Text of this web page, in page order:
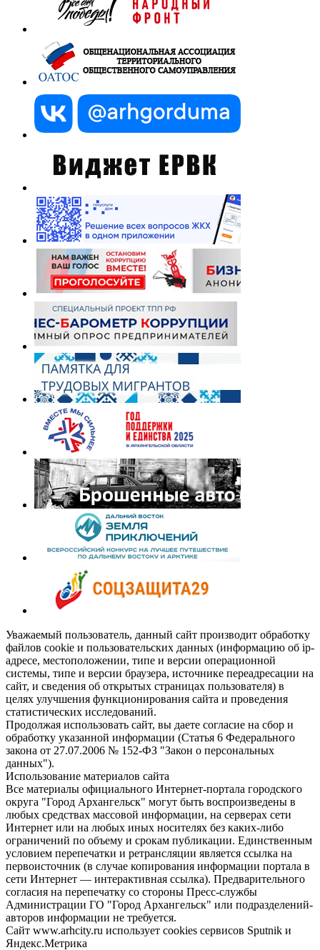
Уважаемый пользователь, данный сайт производит обработку
файлов cookie и пользовательских данных (информацию об ip-
адресе, местоположении, типе и версии операционной
системы, типе и версии браузера, источнике переадресации на
сайт, и сведения об открытых страницах пользователя) в
целях улучшения функционирования сайта и проведения
статистических исследований.
Продолжая использовать сайт, вы даете согласие на сбор и
обработку указанной информации (Статья 6 Федерального
закона от 27.07.2006 № 152-ФЗ "Закон о персональных
данных").
Использование материалов сайта
Все материалы официального Интернет-портала городского
округа "Город Архангельск" могут быть воспроизведены в
любых средствах массовой информации, на серверах сети
Интернет или на любых иных носителях без каких-либо
ограничений по объему и срокам публикации. Единственным
условием перепечатки и ретрансляции является ссылка на
первоисточник (в случае копирования информации портала в
сети Интернет — интерактивная ссылка). Предварительного
согласия на перепечатку со стороны Пресс-службы
Администрации ГО "Город Архангельск" или подразделений-
авторов информации не требуется.
Сайт www.arhcity.ru использует cookies сервисов Sputnik и
Яндекс.Метрика